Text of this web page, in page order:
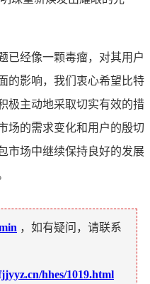
已经像一颗毒瘤，对其用户
的影响，我们衷心希望比特
极主动地采取切实有效的措
场的需求变化和用户的殷切
市场中继续保持良好的发展
，如有疑问，请联系
hhes/1019.html